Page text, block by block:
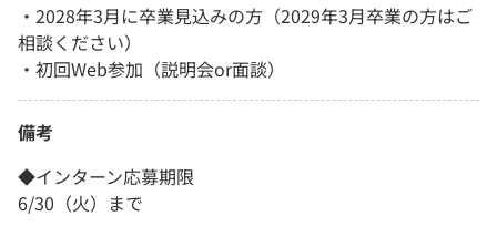
・2028年3月に卒業見込みの方（2029年3月卒業の方はご
相談ください）
・初回Web参加（説明会or面談）
備考
◆インターン応募期限
6/30（火）まで